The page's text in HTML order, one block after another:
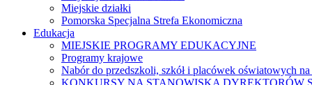
Miejskie działki
Pomorska Specjalna Strefa Ekonomiczna
Edukacja
MIEJSKIE PROGRAMY EDUKACYJNE
Programy krajowe
Nabór do przedszkoli, szkół i placówek oświatowych